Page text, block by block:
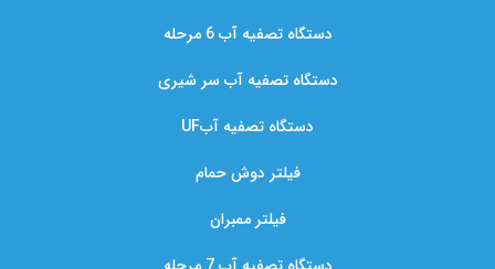
دستگاه تصفیه آب 6 مرحله
دستگاه تصفیه آب سر شیری
دستگاه تصفیه آبUF
فیلتر دوش حمام
فیلتر ممبران